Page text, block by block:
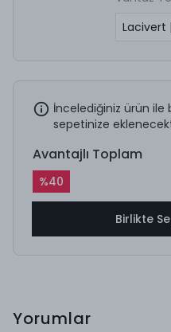
İncelediğiniz ürün ile
sepetinize
Avantajlı Toplam
%40
Birlikte
Yorumlar